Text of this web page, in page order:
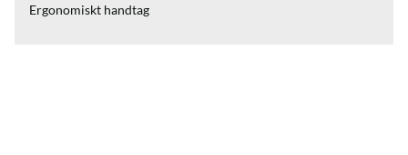
Ergonomiskt handtag